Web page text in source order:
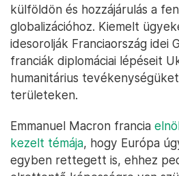
külföldön és hozzájárulás a
globalizációhoz. Kiemelt
idesorolják Franciaország idei
franciák diplomáciai lépéseit
humanitárius
területeken.
Emmanuel Macron francia
kezelt témája, hogy Európa
egyben rettegett is, ehhez